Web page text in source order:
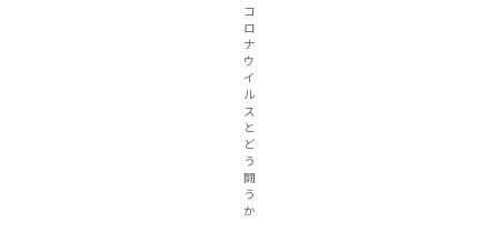
コ
ロ
ナ
ウ
イ
ル
ス
と
ど
う
闘
う
か